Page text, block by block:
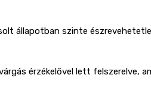
állapotban szinte
érzékelővel lett